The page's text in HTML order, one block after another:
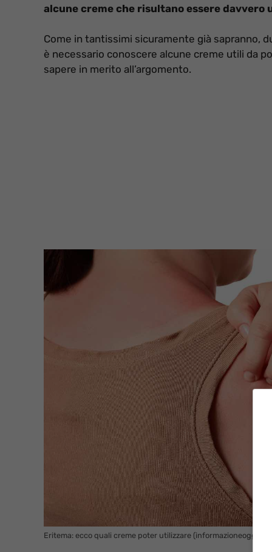
alcune creme che risultano essere
Come in tantissimi sicuramente già sapranno,
è necessario conoscere alcune creme utili da
sapere in merito all’argomento.
Eritema: ecco quali creme poter utilizzare (informazioneoggi.it)